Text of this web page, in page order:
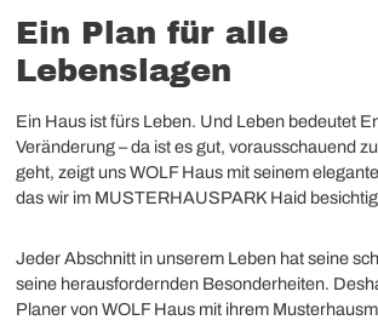
Ein Plan für alle
Lebenslagen
Ein Haus ist fürs Leben. Und Leben bedeutet
Veränderung – da ist es gut, vorausschauend
geht, zeigt uns WOLF Haus mit seinem
das wir im MUSTERHAUSPARK Haid
Jeder Abschnitt in unserem Leben hat seine
seine herausfordernden Besonderheiten.
Planer von WOLF Haus mit ihrem